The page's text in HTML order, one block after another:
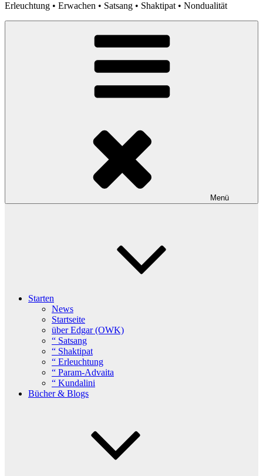
Erleuchtung • Erwachen • Satsang • Shaktipat • Nondualität
Menü
Starten
News
Startseite
über Edgar (OWK)
“ Satsang
“ Shaktipat
“ Erleuchtung
“ Param-Advaita
“ Kundalini
Bücher & Blogs